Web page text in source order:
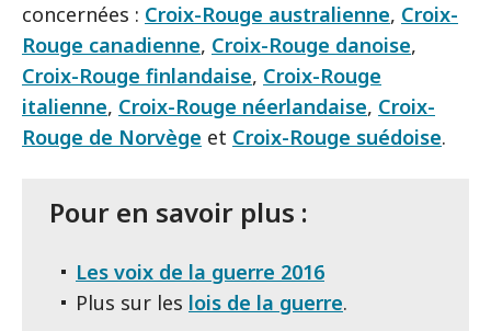
concernées : Croix-Rouge australienne, Croix-
Rouge canadienne, Croix-Rouge danoise,
Croix-Rouge finlandaise, Croix-Rouge
italienne, Croix-Rouge néerlandaise, Croix-
Rouge de Norvège et Croix-Rouge suédoise.
Pour en savoir plus :
Les voix de la guerre 2016
Plus sur les lois de la guerre.